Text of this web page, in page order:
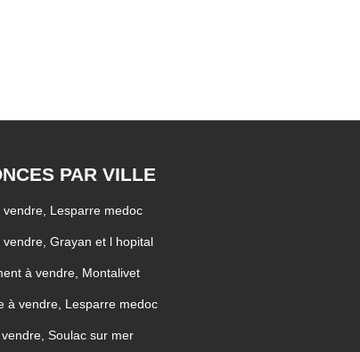
PAR VILLE
vendre, Lesparre medoc
vendre, Grayan et l hopital
à vendre, Montalivet
à vendre, Lesparre medoc
Soulac sur mer